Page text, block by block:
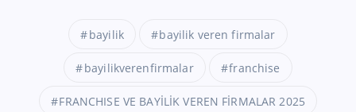
bayilik bayilik veren firmalar
bayilikverenfirmalar franchise
FRANCHISE VE BAYİLİK VEREN FİRMALAR 2025